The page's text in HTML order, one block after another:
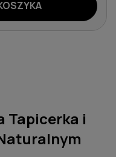
Tapicerka i